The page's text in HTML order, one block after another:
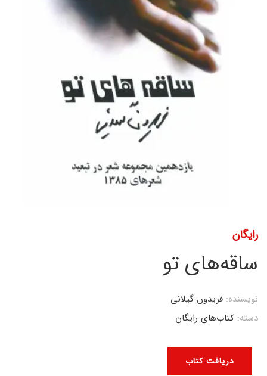
رایگان
ساقه‌های تو
دریافت کتاب
نویسنده: فریدون گیلانی
دسته: کتاب‌های رایگان